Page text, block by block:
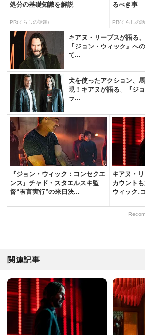
処分の基礎知識を解説
PR(くらしの話題)
るべき事
PR(くらしの
キアヌ・リーブスが語る
『ジョン・ウィック』へ
て...
犬を使ったアクション、
現！キアヌが語る、『ジ
ラ...
『ジョン・ウィック：コンセクエ
ンス』チャド・スタエルスキ監
督“有言実行”の来日決...
キアヌ・
カウント
ウィック:
関連記事